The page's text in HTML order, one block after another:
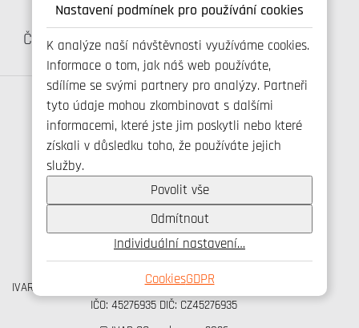
Nastavení podmínek pro používání cookies
K analýze naší návštěvnosti využíváme cookies.
Informace o tom, jak náš web používáte,
sdílíme se svými partnery pro analýzy. Partneři
tyto údaje mohou zkombinovat s dalšími
informacemi, které jste jim poskytli nebo které
získali v důsledku toho, že používáte jejich
služby.
Povolit vše
Odmítnout
Individuální nastavení…
CookiesGDPR
Katalog:
Čerpací technika Katalog:
Filtrace a úprava vody
Spojte se s námi
+420 800 173 965
info@ivarcs.cz
Ochrana osobních udajů
Cookies
IVAR CS spol. s r.o., Velvarská 9, Podhořany, 277 51 Nelahozeves
IČO: 45276935 DIČ: CZ45276935